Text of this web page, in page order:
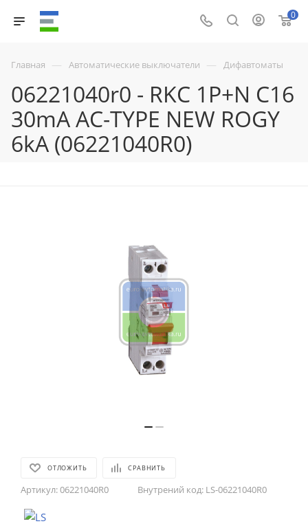
0
Главная — Автоматические выключатели — Дифавтоматы
06221040r0 - RKC 1P+N C16
30mA AC-TYPE NEW ROGY
6kA (06221040R0)
ОТЛОЖИТЬ СРАВНИТЬ
Артикул:06221040R0 Внутрений код: LS-06221040R0